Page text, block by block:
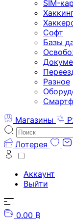
SIM-
Софт
Базы
Разное
Магазины
Лотерея
Аккаунт
Выйти
0.00 ₿